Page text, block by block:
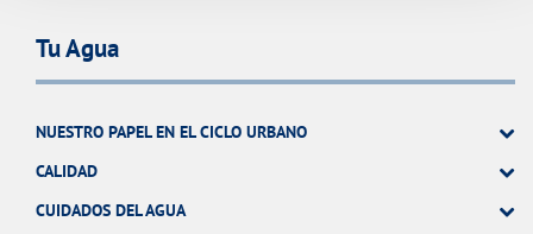
Tu Agua
NUESTRO PAPEL EN EL CICLO URBANO
CALIDAD
CUIDADOS DEL AGUA